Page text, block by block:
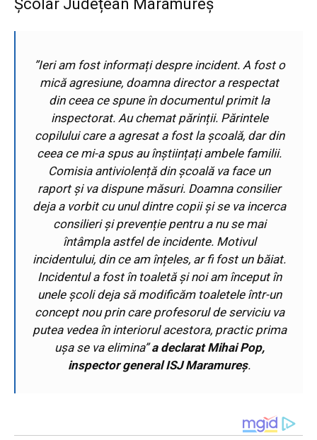
Școlar Județean Maramureș
”Ieri am fost informați despre incident. A fost o
mică agresiune, doamna director a respectat
din ceea ce spune în documentul primit la
inspectorat. Au chemat părinții. Părintele
copilului care a agresat a fost la școală, dar din
ceea ce mi-a spus au înștiințați ambele familii.
Comisia antiviolență din școală va face un
raport și va dispune măsuri. Doamna consilier
deja a vorbit cu unul dintre copii și se va incerca
consilieri și prevenție pentru a nu se mai
întâmpla astfel de incidente. Motivul
incidentului, din ce am înțeles, ar fi fost un băiat.
Incidentul a fost în toaletă și noi am început în
unele școli deja să modificăm toaletele într-un
concept nou prin care profesorul de serviciu va
putea vedea în interiorul acestora, practic prima
ușa se va elimina”a declarat Mihai Pop,
inspector general ISJ Maramureș.